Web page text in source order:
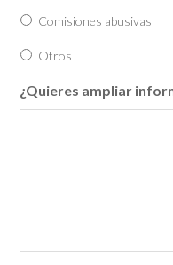
Comisiones abusivas
Otros
¿Quieres ampliar